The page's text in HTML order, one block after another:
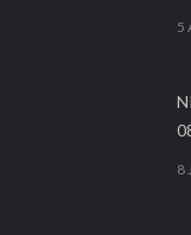
5
8